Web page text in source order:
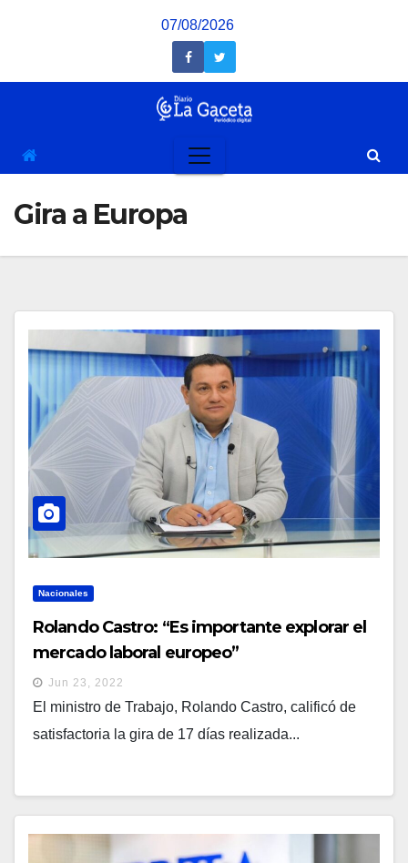
07/08/2026
Gira a Europa
Nacionales
Rolando Castro: “Es importante explorar el
mercado laboral europeo”
Jun 23, 2022
El ministro de Trabajo, Rolando Castro, calificó de
satisfactoria la gira de 17 días realizada...